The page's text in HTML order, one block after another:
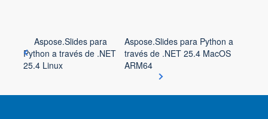
Aspose.Slides para
Python a través de .NET
25.4 Linux
Aspose.Slides para Python a
través de .NET 25.4 MacOS
ARM64